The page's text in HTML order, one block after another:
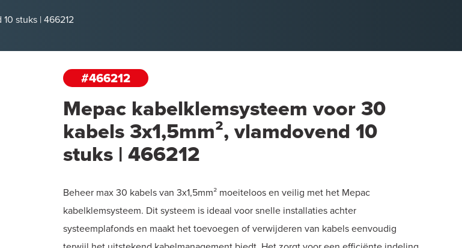
stuks | 466212
#466212
Mepac kabelklemsysteem voor 30
kabels 3x1,5mm², vlamdovend 10
stuks | 466212
Beheer max 30 kabels van 3x1,5mm² moeiteloos en veilig met het Mepac
kabelklemsysteem. Dit systeem is ideaal voor snelle installaties achter
systeemplafonds en maakt het toevoegen of verwijderen van kabels eenvoudig